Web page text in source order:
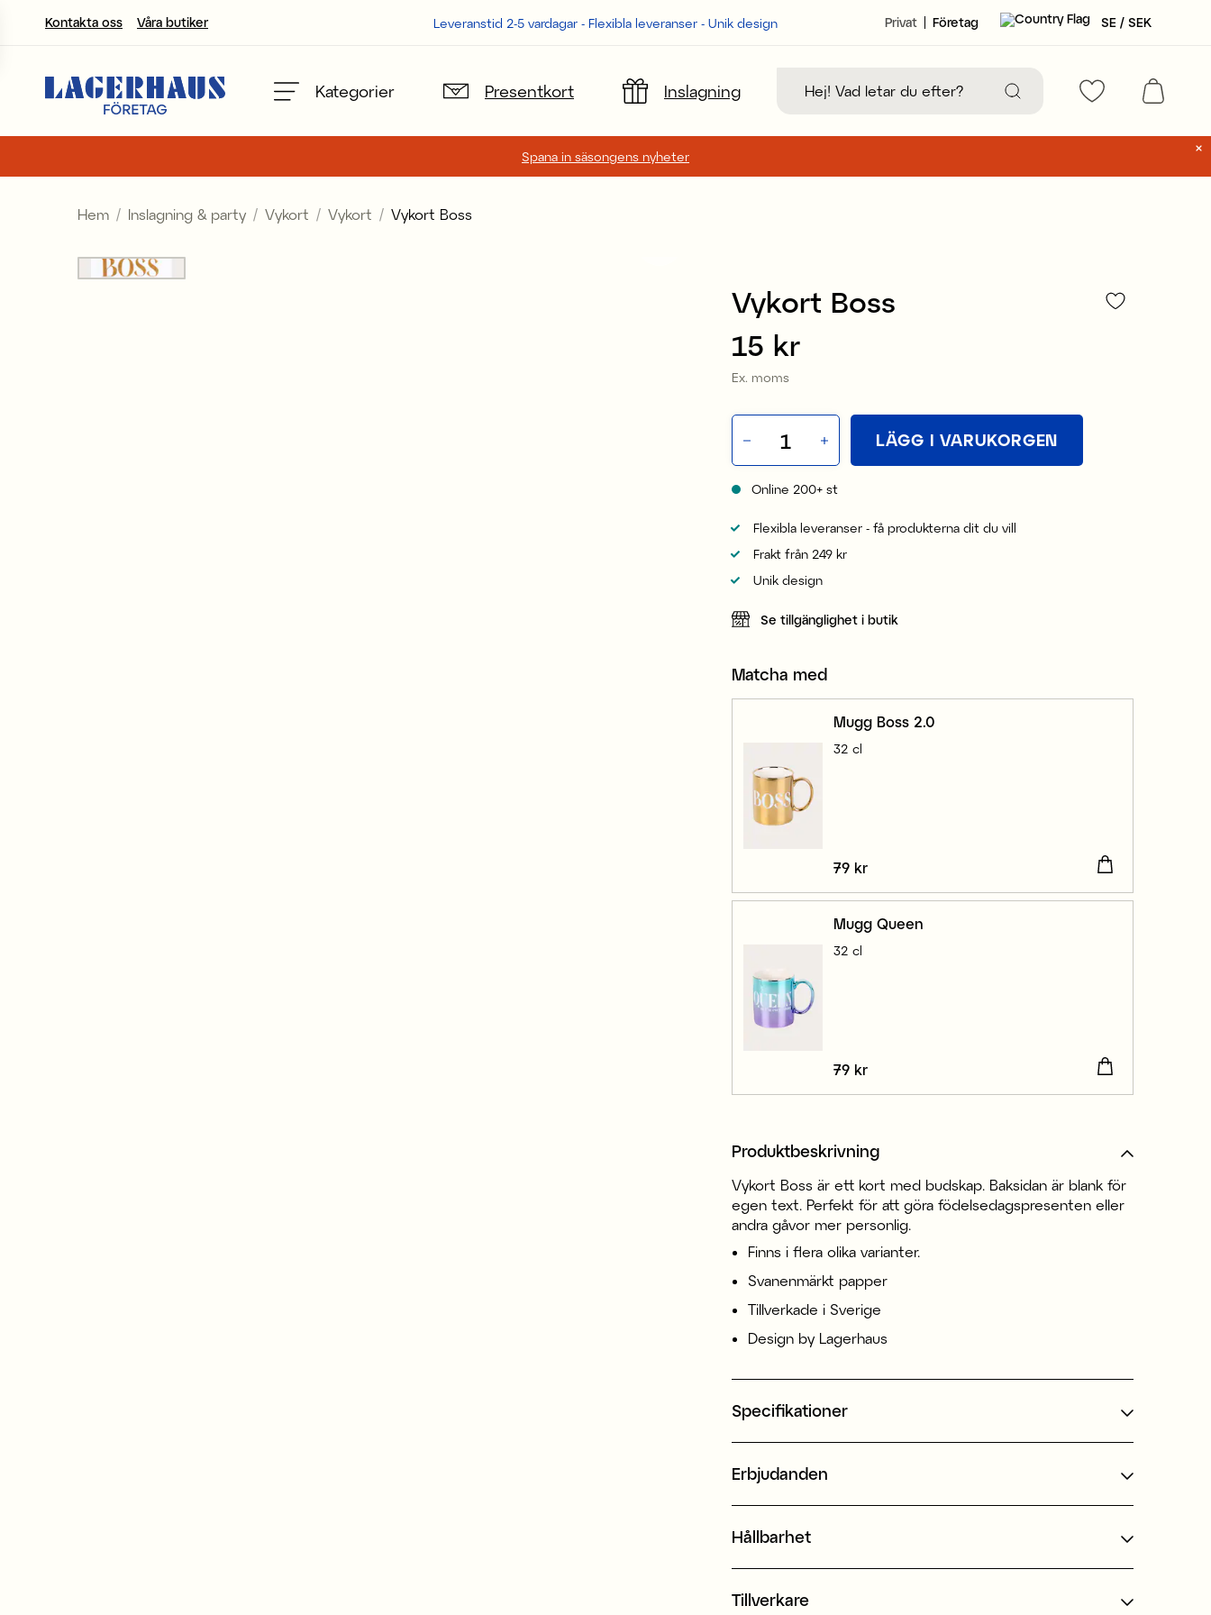
Kontakta oss Våra butiker Leveranstid 2-5 vardagar - Flexibla leveranser - Unik design Privat Företag SE / SEK
Kategorier Presentkort Inslagning
Spana in säsongens nyheter
Välj språk / valuta
FI / EUR
NO / NKR
SE / SEK
Hem Inslagning & party Vykort Vykort Vykort Boss
Vykort Boss
Pris:15 kr
15 kr
Ex. moms
LÄGG I VARUKORGEN
Online 200+st
Flexibla leveranser - få produkterna dit du vill
Frakt från 249 kr
Unik design
Se tillgänglighet i butik
Matcha med
Mugg Boss 2.0
32 cl
Pris:79 kr
79 kr
Mugg Queen
32 cl
Pris:79 kr
79 kr
Produktbeskrivning
Vykort Boss är ett kort med budskap. Baksidan är blank för
egen text. Perfekt för att göra födelsedagspresenten eller
andra gåvor mer personlig.
Finns i flera olika varianter.
Svanenmärkt papper
Tillverkade i Sverige
Design by Lagerhaus
Specifikationer
Erbjudanden
Hållbarhet
Tillverkare